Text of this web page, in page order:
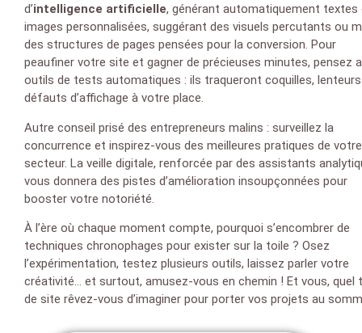
d’intelligence artificielle, générant automatiquement textes
images personnalisées, suggérant des visuels percutants ou
des structures de pages pensées pour la conversion. Pour
peaufiner votre site et gagner de précieuses minutes, pensez
outils de tests automatiques : ils traqueront coquilles,
défauts d’affichage à votre place.
Autre conseil prisé des entrepreneurs malins : surveillez la
concurrence et inspirez-vous des meilleures pratiques de votre
secteur. La veille digitale, renforcée par des assistants
vous donnera des pistes d’amélioration insoupçonnées pour
booster votre notoriété.
À l’ère où chaque moment compte, pourquoi s’encombrer de
techniques chronophages pour exister sur la toile ? Osez
l’expérimentation, testez plusieurs outils, laissez parler votre
créativité… et surtout, amusez-vous en chemin ! Et vous, quel
de site rêvez-vous d’imaginer pour porter vos projets au